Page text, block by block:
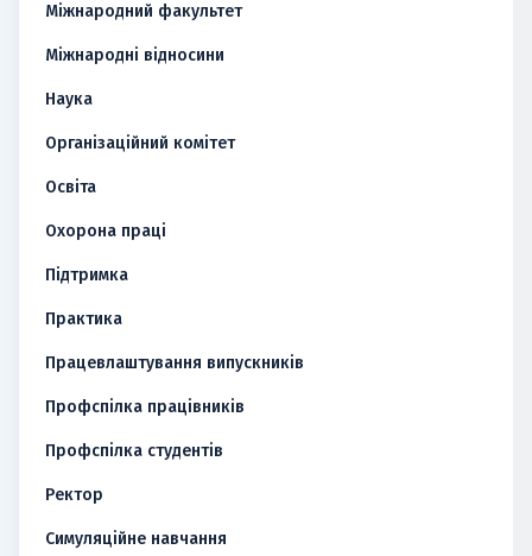
Міжнародний факультет
Міжнародні відносини
Наука
Організаційний комітет
Освіта
Охорона праці
Підтримка
Практика
Працевлаштування випускників
Профспілка працівників
Профспілка студентів
Ректор
Симуляційне навчання